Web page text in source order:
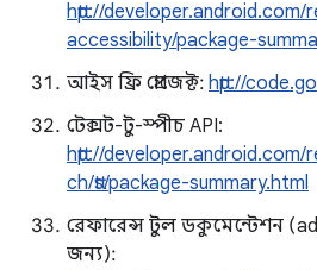
http://
accessibility/package-
আইস ফ্রি প্রোজেক্ট: http://
টেক্সট-টু-স্পীচ API:
http://
ch/tts/package-summary.html
রেফারেন্স টুল ডকুমেন্টেশন
জন্য):